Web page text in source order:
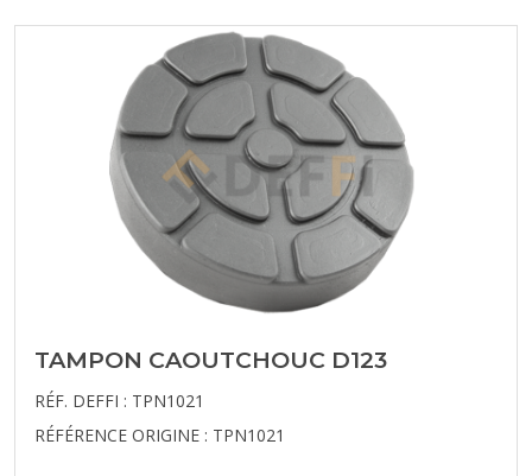
TAMPON CAOUTCHOUC D123
RÉF. DEFFI : TPN1021
RÉFÉRENCE ORIGINE : TPN1021